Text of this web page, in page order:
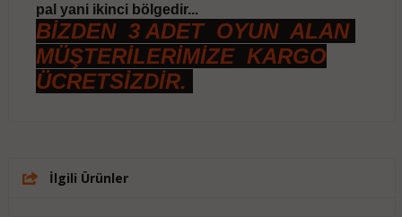
pal yani ikinci bölgedir...
BİZDEN 3 ADET OYUN ALAN
MÜŞTERİLERİMİZE KARGO
ÜCRETSİZDİR.
İlgili Ürünler